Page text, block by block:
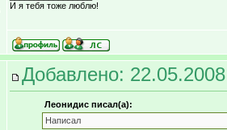
И я тебя тоже люблю!
Добавлено:
Леонидис писал(а):
Написал